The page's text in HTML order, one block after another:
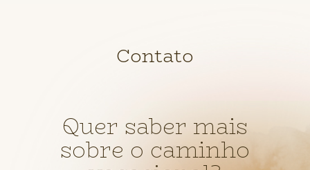
Contato
Quer saber mais
sobre o caminho